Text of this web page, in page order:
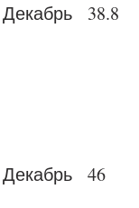
Декабрь 38.8
Декабрь 46